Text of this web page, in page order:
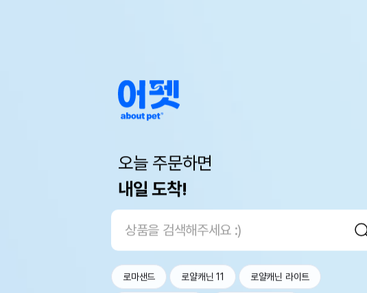
오늘 주문하면
내일 도착!
로마샌드 로얄캐닌 11 로얄캐닌 라이트